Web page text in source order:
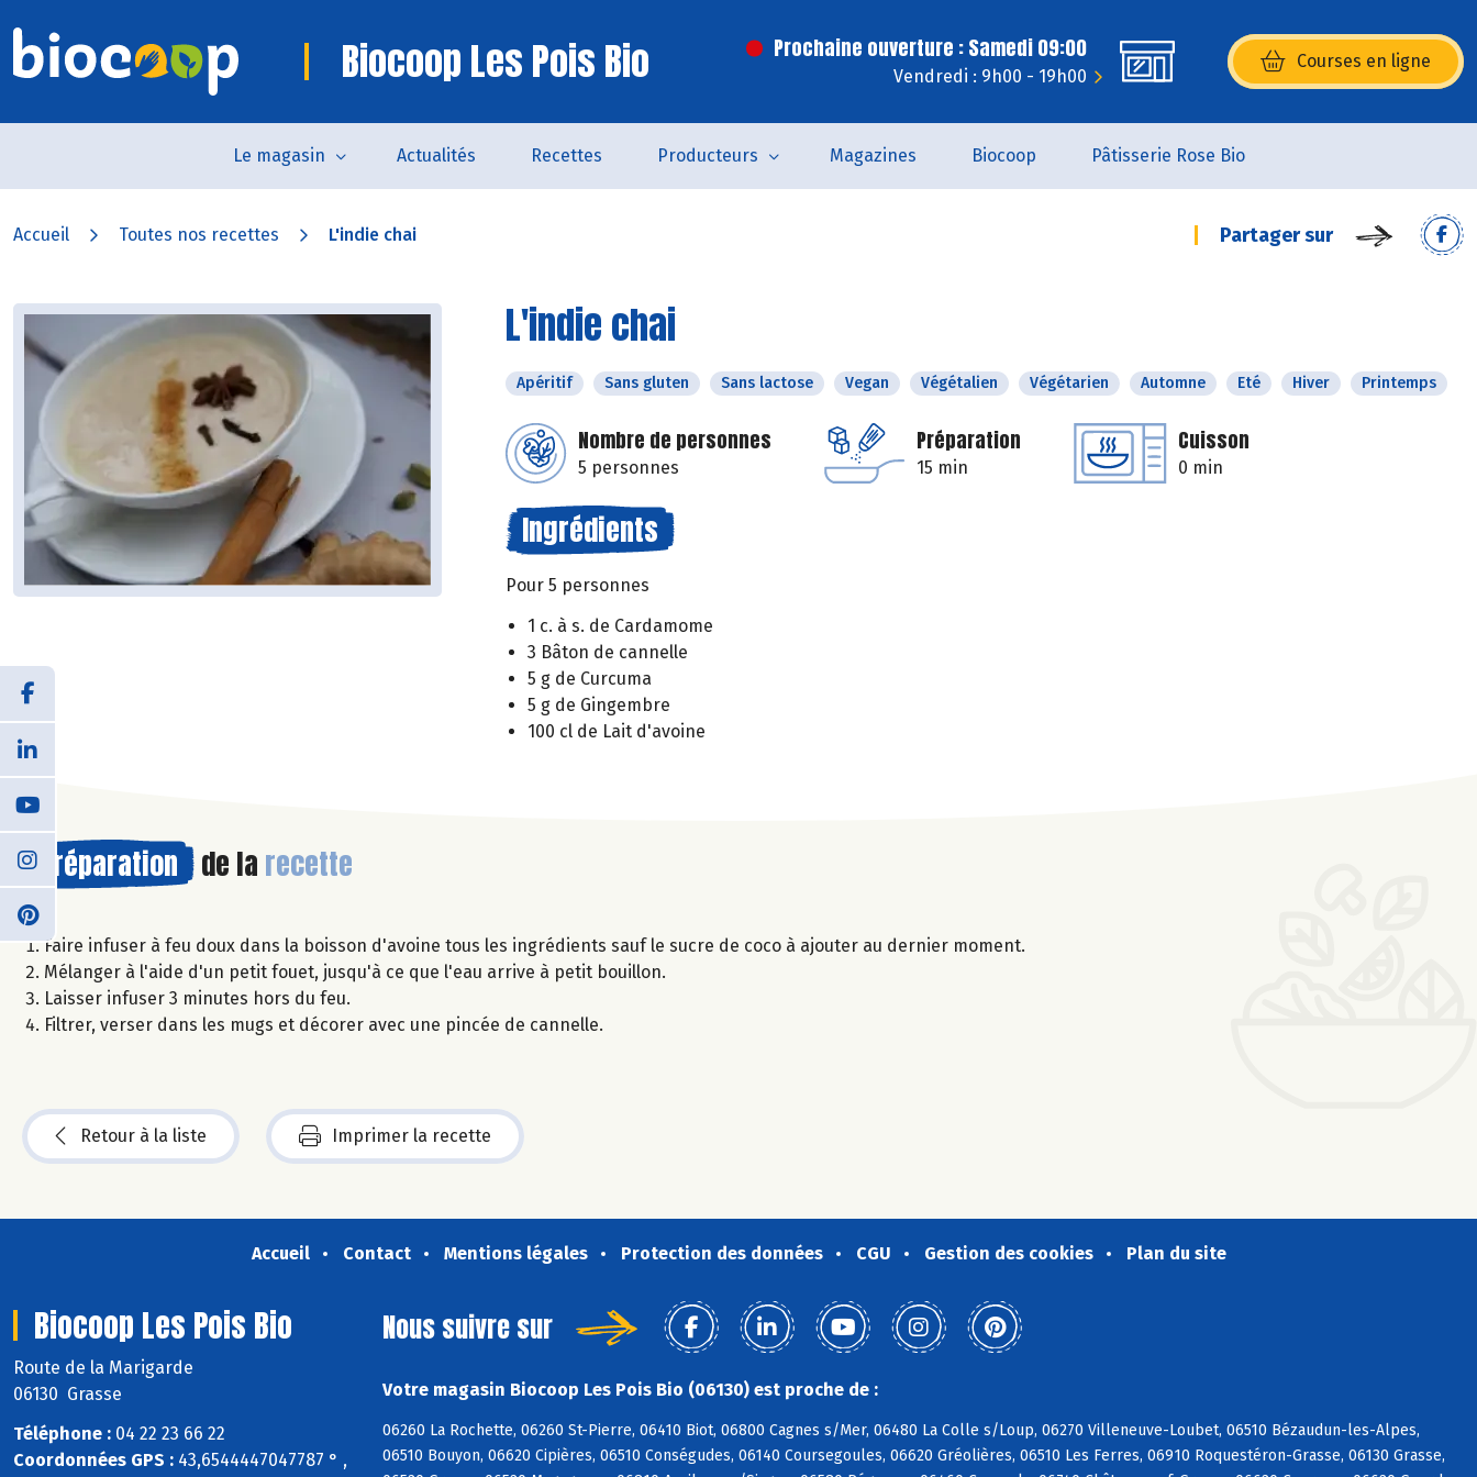
Biocoop Les Pois Bio Prochaine ouverture : Samedi 09:00
Vendredi : 9h00 - 19h00
Courses en ligne
(s’ouvre dans une nouvelle
Le magasin Actualités Recettes Producteurs Magazines Biocoop Pâtisserie Rose Bio
Accueil Toutes nos recettes L'indie chai Partager sur
L'indie chai
Apéritif Sans gluten Sans lactose Vegan Végétalien Végétarien Automne Eté Hiver Printemps
Nombre de personnes
5 personnes
Préparation
15 min
Cuisson
0 min
Ingrédients
Pour 5 personnes
1 c. à s. de Cardamome
3 Bâton de cannelle
5 g de Curcuma
5 g de Gingembre
100 cl de Lait d'avoine
Préparation de la recette
Faire infuser à feu doux dans la boisson d'avoine tous les ingrédients sauf le sucre de coco à ajouter au dernier moment.
Mélanger à l'aide d'un petit fouet, jusqu'à ce que l'eau arrive à petit bouillon.
Laisser infuser 3 minutes hors du feu.
Filtrer, verser dans les mugs et décorer avec une pincée de cannelle.
Retour à la liste Imprimer la recette
Accueil Contact Mentions légales Protection des données CGU Gestion des cookies Plan du site
Biocoop Les Pois Bio
Route de la Marigarde
06130 Grasse
Téléphone : 04 22 23 66 22
Coordonnées GPS : 43,6544447047787 ° ,
Nous suivre sur
Votre magasin Biocoop Les Pois Bio (06130) est proche de :
06260 La Rochette, 06260 St-Pierre, 06410 Biot, 06800 Cagnes s/Mer, 06480 La Colle s/Loup, 06270 Villeneuve-Loubet, 06510 Bézaudun-les-Alpes,
06510 Bouyon, 06620 Cipières, 06510 Conségudes, 06140 Coursegoules, 06620 Gréolières, 06510 Les Ferres, 06910 Roquestéron-Grasse, 06130 Grasse,